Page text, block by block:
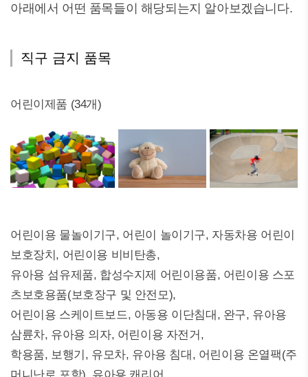
아래에서 어떤 품목들이 해당되는지 알아보겠습니다.
직구 금지 품목
어린이제품 (34개)
어린이용 물놀이기구, 어린이 놀이기구, 자동차용 어린이
보호장치, 어린이용 비비탄총,
유아용 섬유제품, 합성수지제 어린이용품, 어린이용 스포
츠보호용품(보호장구 및 안전모),
어린이용 스케이트보드, 아동용 이단침대, 완구, 유아용
삼륜차, 유아용 의자, 어린이용 자전거,
학용품, 보행기, 유모차, 유아용 침대, 어린이용 온열팩(주